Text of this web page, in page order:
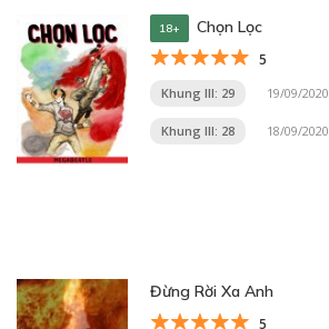
18+ Chọn Lọc
5
Khung III: 29 19/09/2020
Khung III: 28 18/09/2020
Đừng Rời Xa Anh
5